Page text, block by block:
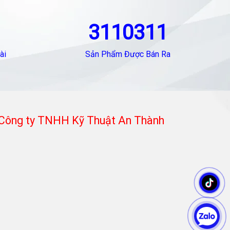
3110311
Sản Phẩm Được Bán Ra
ty TNHH Kỹ Thuật An Thành